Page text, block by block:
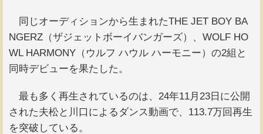
同じオーディションから生まれたTHE JET BOY BA
NGERZ（ザジェットボーイバンガーズ）、WOLF HO
WL HARMONY（ウルフ ハウル ハーモニー）の2組と
同時デビューを果たした。
最も多く再生されているのは、24年11月23日に公開
された夫松と川口によるダンス動画で、113.7万回再生
を突破している。